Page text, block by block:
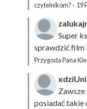
czytelnikom? · 19
Super
sprawdzić film
Przygoda Pana
Zawsze
posiadać takie